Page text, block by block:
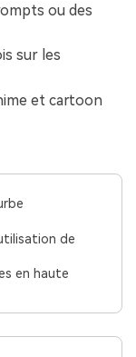
ou des
sur les
et cartoon
de
en haute